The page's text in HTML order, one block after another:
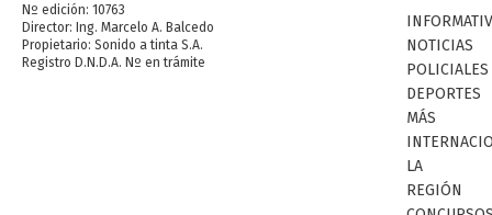
Nº edición: 10763
Director: Ing. Marcelo A. Balcedo
Propietario: Sonido a tinta S.A.
Registro D.N.D.A. Nº en trámite
NOTICIAS
POLICIALES
DEPORTES
MÁS
LA
REGIÓN